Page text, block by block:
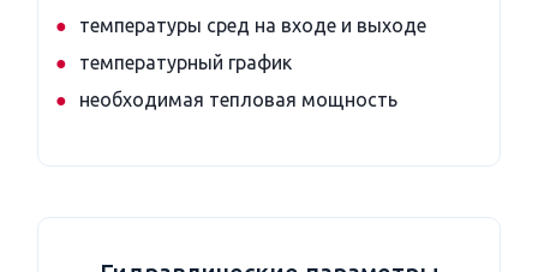
температуры сред на входе и выходе
температурный график
необходимая тепловая мощность